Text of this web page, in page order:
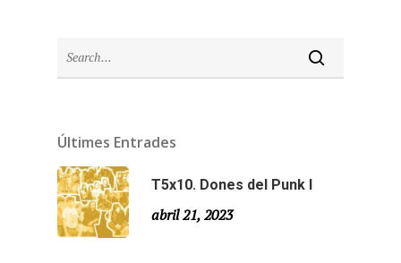
Últimes Entrades
T5x10. Dones del Punk I
abril 21, 2023
Temporades